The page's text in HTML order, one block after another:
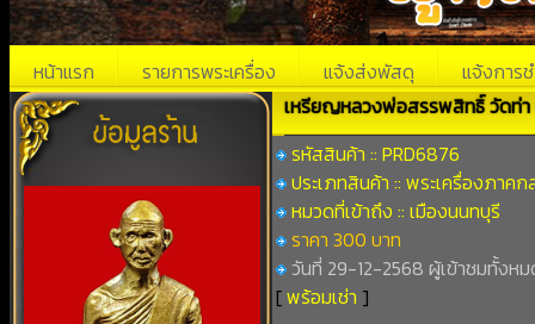
หน้าแรก รายการพระเครื่อง แจ้งส่งพัสดุ แจ้งการช
เหรียญหลวงพ่อสรรพสิทธิ์ วัดท่า
รหัสสินค้า :: PRD6876
ประเภทสินค้า :: พระเครื่องภาคก
หมวดที่เข้าถึง :: เมืองนนทบุรี
ราคา 300 บาท
วันที่ 29-12-2568 ผู้เข้าชมทั้งหม
[พร้อมเช่า ]